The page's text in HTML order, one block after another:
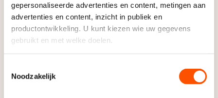
gepersonaliseerde advertenties en content, metingen aan
advertenties en content, inzicht in publiek en
productontwikkeling. U kunt kiezen wie uw gegevens
gebruikt en met welke doelen.
Informatie verzamelen over uw geografische locatie,
Noodzakelijk
hoofdcoach Matt Kooreman.
Bij de World Cup in Heerenveen heeft
sponsorbaas Bert Jonker echter weer
ploeg zou haar graag herenigen met